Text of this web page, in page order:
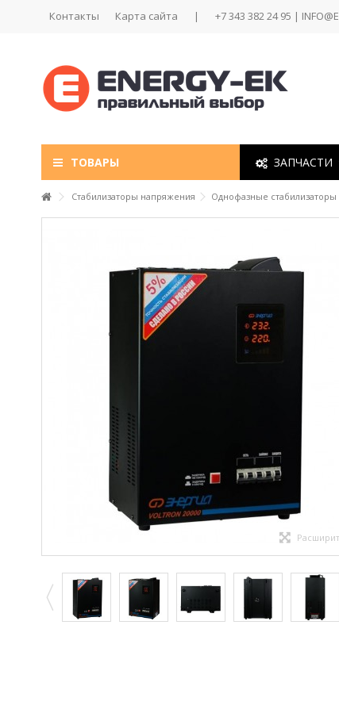
Контакты Карта сайта | +7 343 382 24 95 |
ТОВАРЫ ЗАПЧАСТИ
Стабилизаторы напряжения Однофазные стабилизаторы